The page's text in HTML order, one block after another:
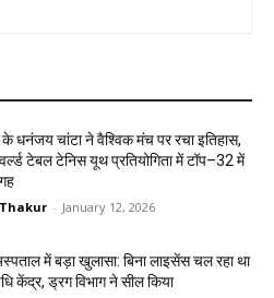
के धनंजय चांटा ने वैश्विक मंच पर रचा इतिहास,
टेबल टेनिस यूथ प्रतियोगिता में टॉप–32 में
- January 12, 2026
में बड़ा खुलासा: बिना लाइसेंस चल रहा था
केंद्र, ड्रग विभाग ने सील किया